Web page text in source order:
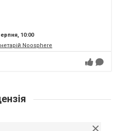
10:00
Noosphere